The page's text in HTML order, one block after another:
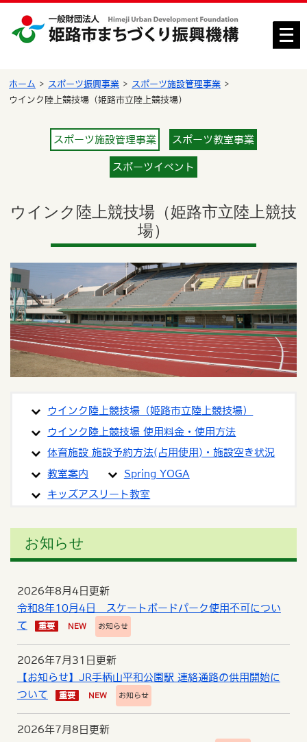
メ
ニ
ホーム スポーツ振興事業
スポーツ施設管理事業
ウインク陸上競技場（姫路市立陸上競技場）
スポーツ施設管理事業 スポーツ教室事業
スポーツイベント
ウインク陸上競技場（姫路市立陸上競技
場）
ウインク陸上競技場（姫路市立陸上競技場）
ウインク陸上競技場 使用料金・使用方法
体育施設 施設予約方法(占用使用)・施設空き状況
教室案内 Spring YOGA
キッズアスリート教室
お知らせ
2026年8月4日更新
令和8年10月4日 スケートボードパーク使用不可につい
て
重要 NEW お知らせ
2026年7月31日更新
【お知らせ】JR手柄山平和公園駅 連絡通路の供用開始に
ついて
重要 NEW お知らせ
2026年7月8日更新